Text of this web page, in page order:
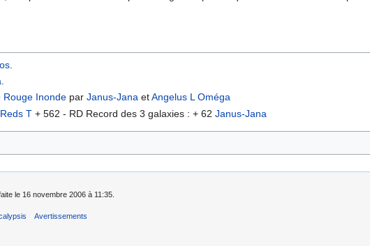
Rouge Inonde parJanus-Jana etAngelus L Oméga
Reds T + 562 - RD Record des 3 galaxies : + 62Janus-Jana
le 16 novembre 2006 à 11:35.
Avertissements